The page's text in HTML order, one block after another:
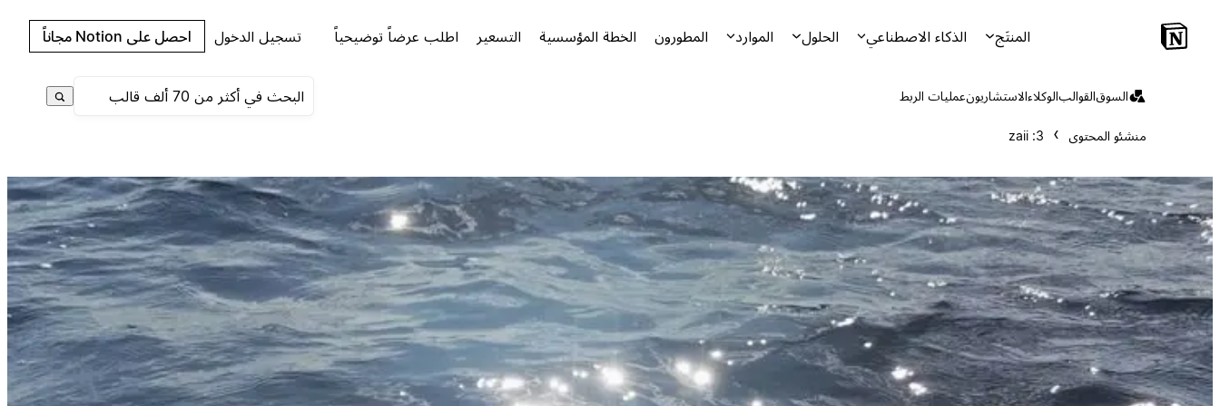
المنتَج الذكاء الاصطناعي الحلول الموارد المطورون الخطة المؤسسية التسعير اطلب عرضاً توضيحياً تسجيل الدخول احصل على Notion مجاناً
السوقالقوالبالوكلاءالاستشاريونعمليات الربط
منشئو المحتوى zaii :3